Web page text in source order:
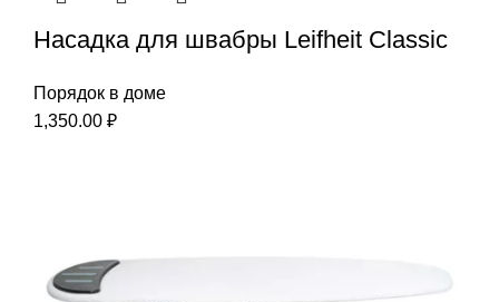
Насадка для швабры Leifheit Classic
Порядок в доме
1,350.00 ₽